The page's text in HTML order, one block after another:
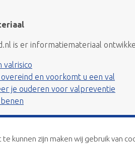
is er informatiemateriaal
valrisico
en voorkomt u een val
je ouderen voor valpreventie
kunnen zijn maken wij gebruik van